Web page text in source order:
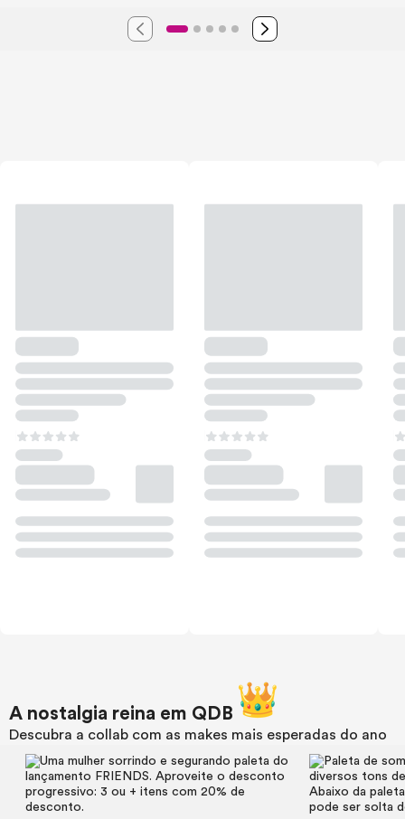
20 produtos
A nostalgia reina em QDB
Descubra a collab com as makes mais esperadas do ano